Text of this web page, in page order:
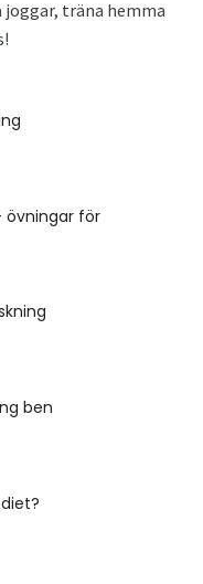
joggar, träna hemma
övningar för
ben